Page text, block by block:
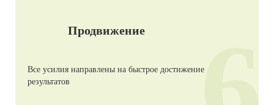
Продвижение
Все усилия направлены на быстрое достижение
результатов